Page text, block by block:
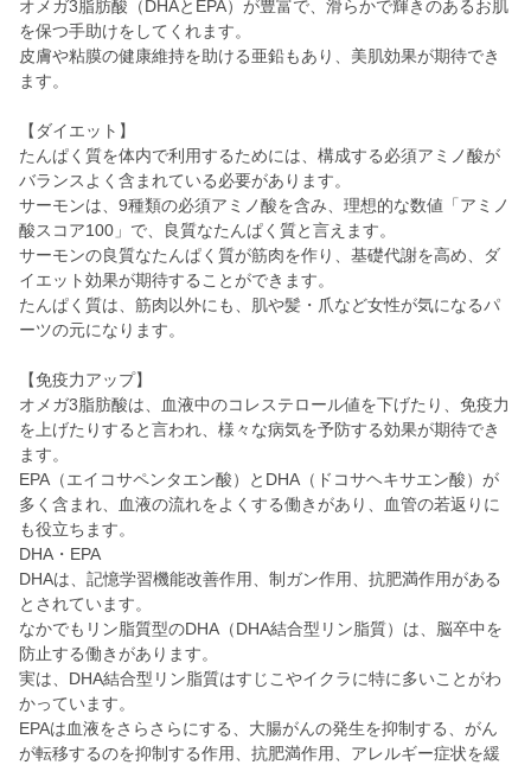
オメガ3脂肪酸（DHAとEPA）が豊富で、滑らかで輝きのあるお肌
を保つ手助けをしてくれます。
皮膚や粘膜の健康維持を助ける亜鉛もあり、美肌効果が期待でき
ます。
【ダイエット】
たんぱく質を体内で利用するためには、構成する必須アミノ酸が
バランスよく含まれている必要があります。
サーモンは、9種類の必須アミノ酸を含み、理想的な数値「アミノ
酸スコア100」で、良質なたんぱく質と言えます。
サーモンの良質なたんぱく質が筋肉を作り、基礎代謝を高め、ダ
イエット効果が期待することができます。
たんぱく質は、筋肉以外にも、肌や髪・爪など女性が気になるパ
ーツの元になります。
【免疫力アップ】
オメガ3脂肪酸は、血液中のコレステロール値を下げたり、免疫力
を上げたりすると言われ、様々な病気を予防する効果が期待でき
ます。
EPA（エイコサペンタエン酸）とDHA（ドコサヘキサエン酸）が
多く含まれ、血液の流れをよくする働きがあり、血管の若返りに
も役立ちます。
DHA・EPA
DHAは、記憶学習機能改善作用、制ガン作用、抗肥満作用がある
とされています。
なかでもリン脂質型のDHA（DHA結合型リン脂質）は、脳卒中を
防止する働きがあります。
実は、DHA結合型リン脂質はすじこやイクラに特に多いことがわ
かっています。
EPAは血液をさらさらにする、大腸がんの発生を抑制する、がん
が転移するのを抑制する作用、抗肥満作用、アレルギー症状を緩